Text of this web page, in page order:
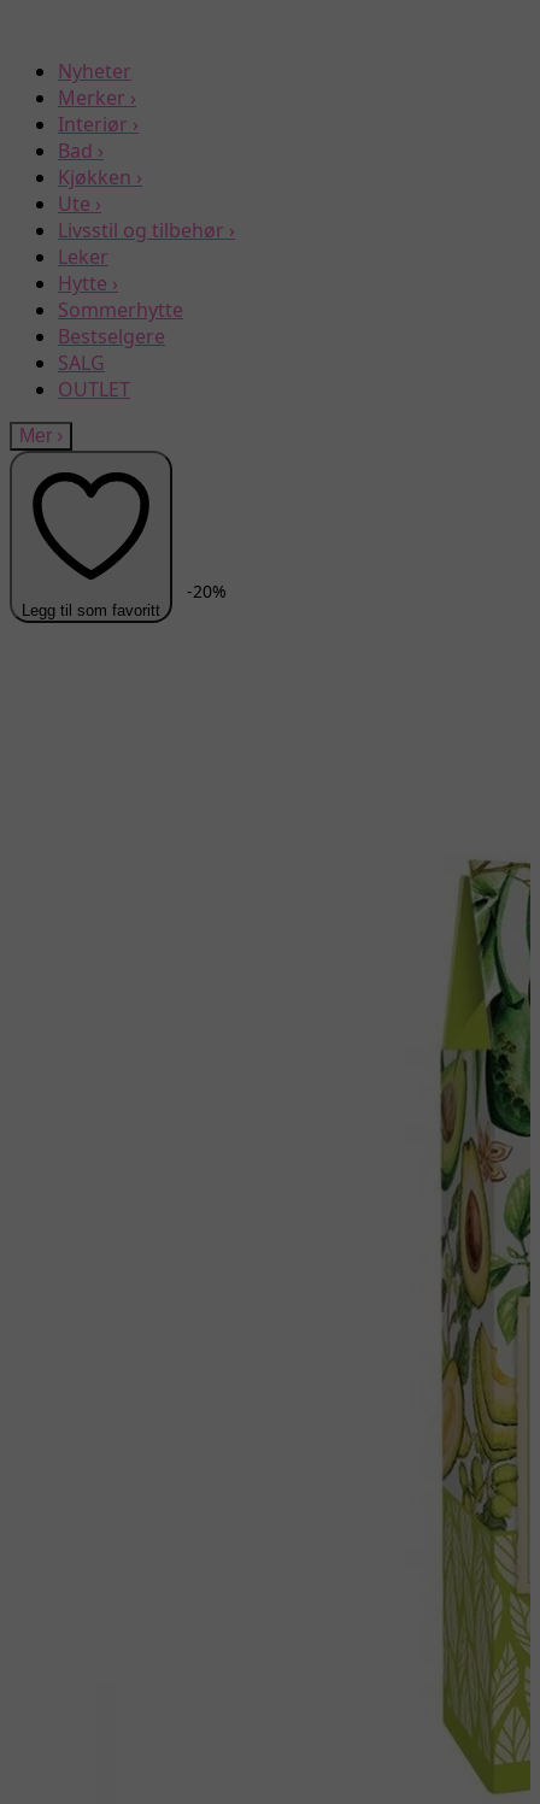
Nyheter
Merker ›
Interiør ›
Bad ›
Kjøkken ›
Ute ›
Livsstil og tilbehør ›
Leker
Hytte ›
Sommerhytte
Bestselgere
SALG
OUTLET
Mer ›
Legg til som favoritt
-20%